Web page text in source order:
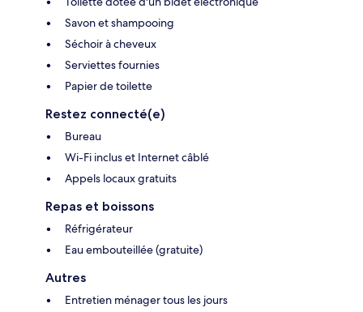
Savon et shampooing
Séchoir à cheveux
Serviettes fournies
Papier de toilette
Restez connecté(e)
Bureau
Wi-Fi inclus et Internet câblé
Appels locaux gratuits
Repas et boissons
Réfrigérateur
Eau embouteillée (gratuite)
Autres
Entretien ménager tous les jours